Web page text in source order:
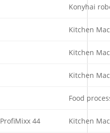
Konyhai
Kitchen
Kitchen
Kitchen
Food
ProfiMixx 44 Kitchen